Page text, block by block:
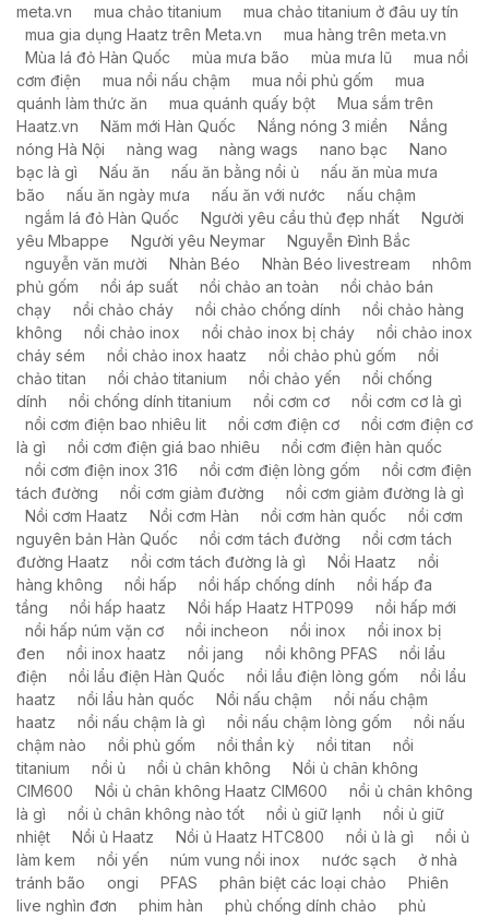
meta.vn
mua chảo titanium
mua chảo titanium ở đâu uy tín
mua gia dụng Haatz trên Meta.vn
mua hàng trên meta.vn
Mùa lá đỏ Hàn Quốc
mùa mưa bão mùa mưa lũ
mua nồi
cơm điện
mua nồi nấu chậm mua nồi phủ gốm
mua
quánh làm thức ăn
mua quánh quấy bột
Mua sắm trên
Haatz.vn
Năm mới Hàn Quốc Nắng nóng 3 miền
Nắng
nóng Hà Nội
nàng wag nàng wags nano bạc
Nano
bạc là gì
Nấu ăn nấu ăn bằng nồi ủ
nấu ăn mùa mưa
bão
nấu ăn ngày mưa nấu ăn với nước
nấu chậm
ngắm lá đỏ Hàn Quốc
Người yêu cầu thủ đẹp nhất
Người
yêu Mbappe
Người yêu Neymar
Nguyễn Đình Bắc
nguyễn văn mười
Nhàn Béo Nhàn Béo livestream
nhôm
phủ gốm
nồi áp suất nồi chảo an toàn
nồi chảo bán
chạy
nồi chảo cháy nồi chảo chống dính
nồi chảo hàng
không
nồi chảo inox nồi chảo inox bị cháy
nồi chảo inox
cháy sém
nồi chảo inox haatz nồi chảo phủ gốm
nồi
chảo titan
nồi chảo titanium nồi chảo yến
nồi chống
dính
nồi chống dính titanium nồi cơm cơ
nồi cơm cơ là gì
nồi cơm điện bao nhiêu lit
nồi cơm điện cơ
nồi cơm điện cơ
là gì
nồi cơm điện giá bao nhiêu
nồi cơm điện hàn quốc
nồi cơm điện inox 316
nồi cơm điện lòng gốm
nồi cơm điện
tách đường
nồi cơm giảm đường
nồi cơm giảm đường là gì
Nồi cơm Haatz
Nồi cơm Hàn nồi cơm hàn quốc
nồi cơm
nguyên bản Hàn Quốc
nồi cơm tách đường
nồi cơm tách
đường Haatz
nồi cơm tách đường là gì Nồi Haatz
nồi
hàng không
nồi hấp nồi hấp chống dính
nồi hấp đa
tầng
nồi hấp haatz Nồi hấp Haatz HTP099
nồi hấp mới
nồi hấp núm vặn cơ
nồi incheon nồi inox
nồi inox bị
đen
nồi inox haatz nồi jang nồi không PFAS
nồi lẩu
điện
nồi lẩu điện Hàn Quốc nồi lầu điện lòng gốm
nồi lẩu
haatz
nồi lẩu hàn quốc Nồi nấu chậm
nồi nấu chậm
haatz
nồi nấu chậm là gì nồi nấu chậm lòng gốm
nồi nấu
chậm nào
nồi phủ gốm nồi thần kỳ nồi titan
nồi
titanium
nồi ủ nồi ủ chân không
Nồi ủ chân không
CIM600
Nồi ủ chân không Haatz CIM600
nồi ủ chân không
là gì
nồi ủ chân không nào tốt nồi ủ giữ lạnh
nồi ủ giữ
nhiệt
Nồi ủ Haatz Nồi ủ Haatz HTC800 nồi ủ là gì
nồi ủ
làm kem
nồi yến núm vung nồi inox nước sạch
ở nhà
tránh bão
ongi PFAS phân biệt các loại chảo
Phiên
live nghìn đơn
phim hàn phủ chống dính chảo
phủ